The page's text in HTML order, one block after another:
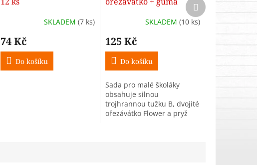
SKLADEM(7 ks)
74 Kč
Do košíku
(modrá nebo růžová)
SKLADEM (10 ks)
125 Kč
Do košíku
Sada pro malé školáky
obsahuje silnou
trojhrannou tužku B, dvojité
ořezávátko Flower a pryž
produkt